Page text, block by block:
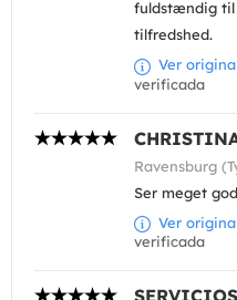
fuldstændig til
tilfredshed.
Ver
verificada
Ravensburg
Ser meget
Ver
verificada
SERVICIOS